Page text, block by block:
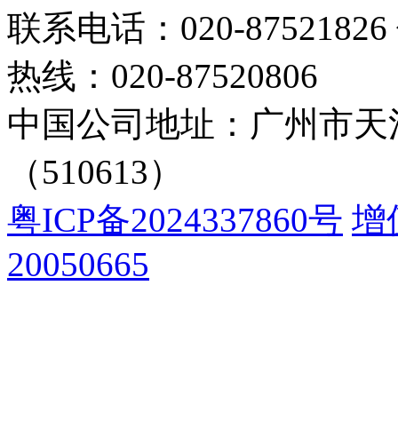
联系电话：020-
热线：020-87520806
中国公司地址：广州市
（510613）
粤ICP备2024337860号 增
20050665